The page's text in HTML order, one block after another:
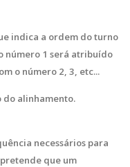
indica a ordem do turno
número 1 será atribuído
o número 2, 3, etc...
do alinhamento.
necessários para
que um